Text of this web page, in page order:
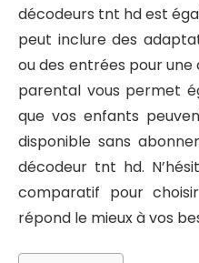
décodeurs tnt hd est
peut inclure des
ou des entrées pour une
parental vous permet
que vos enfants
disponible sans
décodeur tnt hd.
comparatif pour
répond le mieux à vos